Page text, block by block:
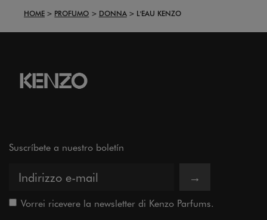
HOME PROFUMO DONNA L'EAU KENZO
Suscríbete a nuestro boletín
→
Vorrei ricevere la newsletter di Kenzo Parfums.